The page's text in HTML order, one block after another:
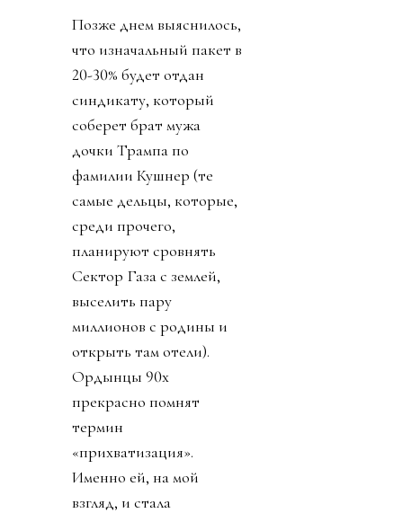
Позже днем выяснилось,
что изначальный пакет в
20-30% будет отдан
синдикату, который
соберет брат мужа
дочки Трампа по
фамилии Кушнер (те
самые дельцы, которые,
среди прочего,
планируют сровнять
Сектор Газа с землей,
выселить пару
миллионов с родины и
открыть там отели).
Ордынцы 90х
прекрасно помнят
термин
«прихватизация».
Именно ей, на мой
взгляд, и стала